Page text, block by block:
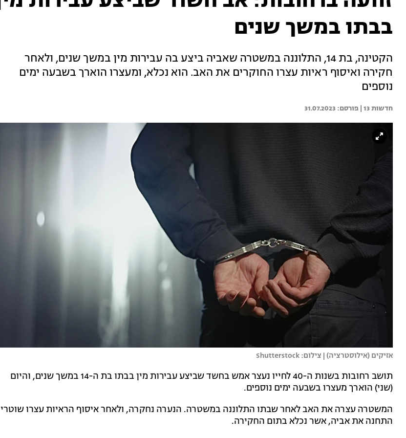
בבתו במשך שנים
הקטינה, בת 14, התלוננה במשטרה שאביה ביצע בה עבירות מין במשך שנים, ולאחר
חקירה ואיסוף ראיות עצרו החוקרים את האב. הוא נכלא, ומעצרו הוארך בשבעה ימים
נוספים
חדשות 13 | 31.07.2023
אזיקים (אילוסטרציה) | צילום: Shutterstock
תושב רחובות בשנות ה-40 לחייו נעצר אמש בחשד שביצע עבירות מין בבתו בת ה-14 במשך שנים, והיום
(שני) הוארך מעצרו בשבעה ימים נוספים.
המשטרה עצרה את האב לאחר שבתו התלוננה במשטרה. הנערה נחקרה, ולאחר איסוף הראיות עצרו שוטרי
התחנה את אביה, אשר נכלא בתום החקירה.